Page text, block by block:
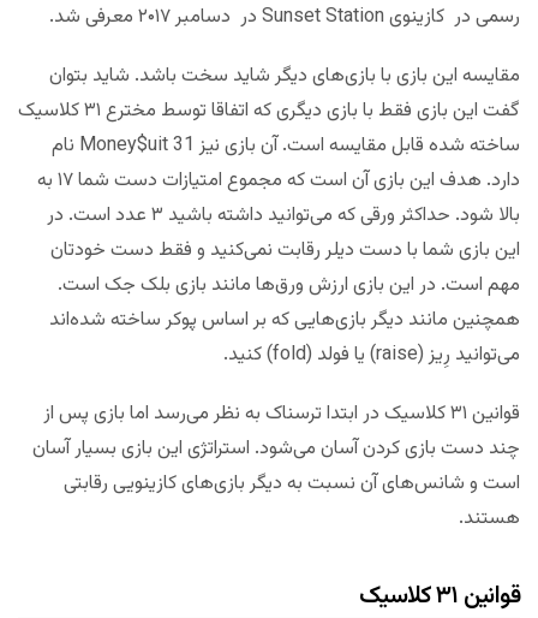
رسمی در کازینوی Sunset Station در دسامبر ۲۰۱۷ معرفی شد.
مقایسه این بازی با بازی‌های دیگر شاید سخت باشد. شاید بتوان
گفت این بازی فقط با بازی دیگری که اتفاقا توسط مخترع ۳۱ کلاسیک
ساخته شده قابل مقایسه است. آن بازی نیز Money$uit 31 نام
دارد. هدف این بازی آن است که مجموع امتیازات دست شما ۱۷ به
بالا شود. حداکثر ورقی که می‌توانید داشته باشید ۳ عدد است. در
این بازی شما با دست دیلر رقابت نمی‌کنید و فقط دست خودتان
مهم است. در این بازی ارزش ورق‌ها مانند بازی بلک جک است.
همچنین مانند دیگر بازی‌هایی که بر اساس پوکر ساخته شده‌اند
می‌توانید رِیز (raise) یا فولد (fold) کنید.
قوانین ۳۱ کلاسیک در ابتدا ترسناک به نظر می‌رسد اما بازی پس از
چند دست بازی کردن آسان می‌شود. استراتژی این بازی بسیار آسان
است و شانس‌های آن نسبت به دیگر بازی‌های کازینویی رقابتی
هستند.
قوانین ۳۱ کلاسیک